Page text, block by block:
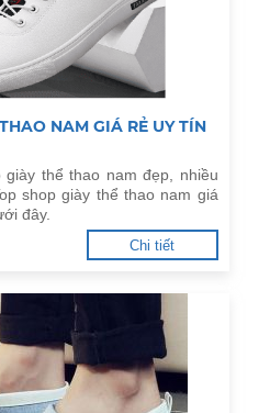
NAM GIÁ RẺ UY TÍN
thể thao nam đẹp, nhiều
shop giày thể thao nam giá
đây.
Chi tiết